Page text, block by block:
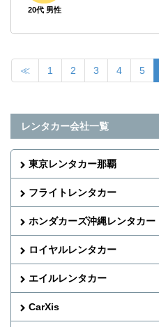
20代 男性
≪ 1 2 3 4 5
レンタカー会社一覧
東京レンタカー那覇
フライトレンタカー
ホンダカーズ沖縄レンタカー
ロイヤルレンタカー
エイルレンタカー
CarXis